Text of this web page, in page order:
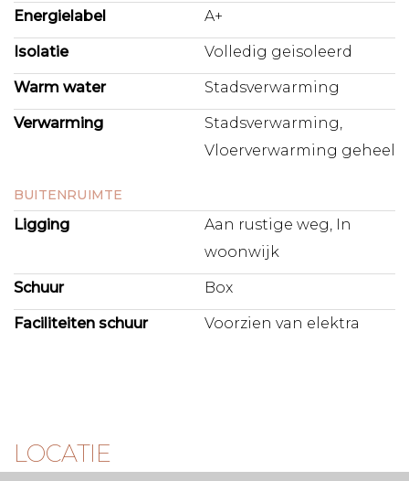
Energielabel A+
Isolatie Volledig geisoleerd
Warm water Stadsverwarming
Verwarming
Stadsverwarming,
Vloerverwarming geheel
BUITENRUIMTE
Ligging
Aan rustige weg, In
woonwijk
Schuur Box
Faciliteiten schuur Voorzien van elektra
LOCATIE